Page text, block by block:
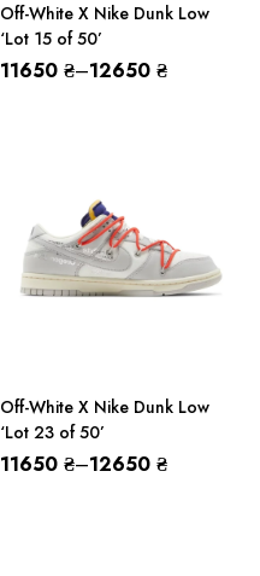
Off-White X Nike Dunk Low
‘Lot 15 of 50’
11650 ₴–12650 ₴
Off-White X Nike Dunk Low
‘Lot 23 of 50’
11650 ₴–12650 ₴